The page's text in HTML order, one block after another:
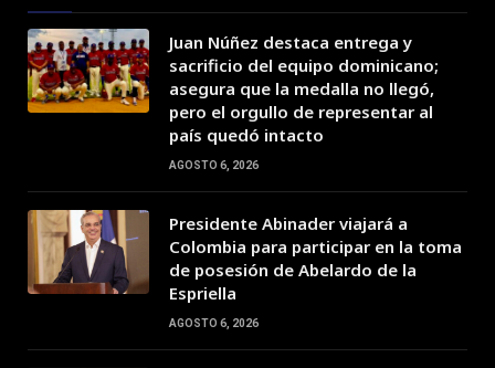
Juan Núñez destaca entrega y
sacrificio del equipo dominicano;
asegura que la medalla no llegó,
pero el orgullo de representar al
país quedó intacto
AGOSTO 6, 2026
Presidente Abinader viajará a
Colombia para participar en la toma
de posesión de Abelardo de la
Espriella
AGOSTO 6, 2026